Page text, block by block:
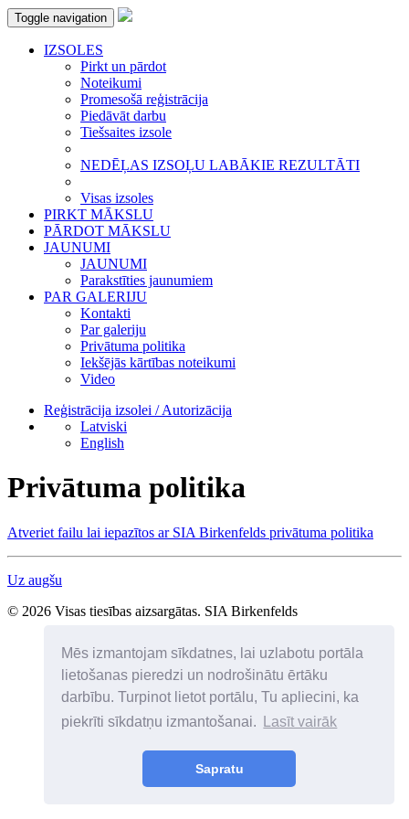
Mēs izmantojam sīkdatnes, lai uzlabotu portāla
lietošanas pieredzi un nodrošinātu ērtāku
darbību. Turpinot lietot portālu, Tu apliecini, ka
piekrīti sīkdatņu izmantošanai.
Lasīt vairāk
Sapratu
Toggle navigation
IZSOLES
Pirkt un pārdot
Noteikumi
Promesošā reģistrācija
Piedāvāt darbu
Tiešsaites izsole
NEDĒĻAS IZSOĻU LABĀKIE REZULTĀTI
Visas izsoles
PIRKT MĀKSLU
PĀRDOT MĀKSLU
JAUNUMI
JAUNUMI
Parakstīties jaunumiem
PAR GALERIJU
Kontakti
Par galeriju
Privātuma politika
Iekšējās kārtības noteikumi
Video
Reģistrācija izsolei / Autorizācija
Latviski
English
Privātuma politika
Atveriet failu lai iepazītos ar SIA Birkenfelds privātuma politika
Uz augšu
© 2026 Visas tiesības aizsargātas. SIA Birkenfelds